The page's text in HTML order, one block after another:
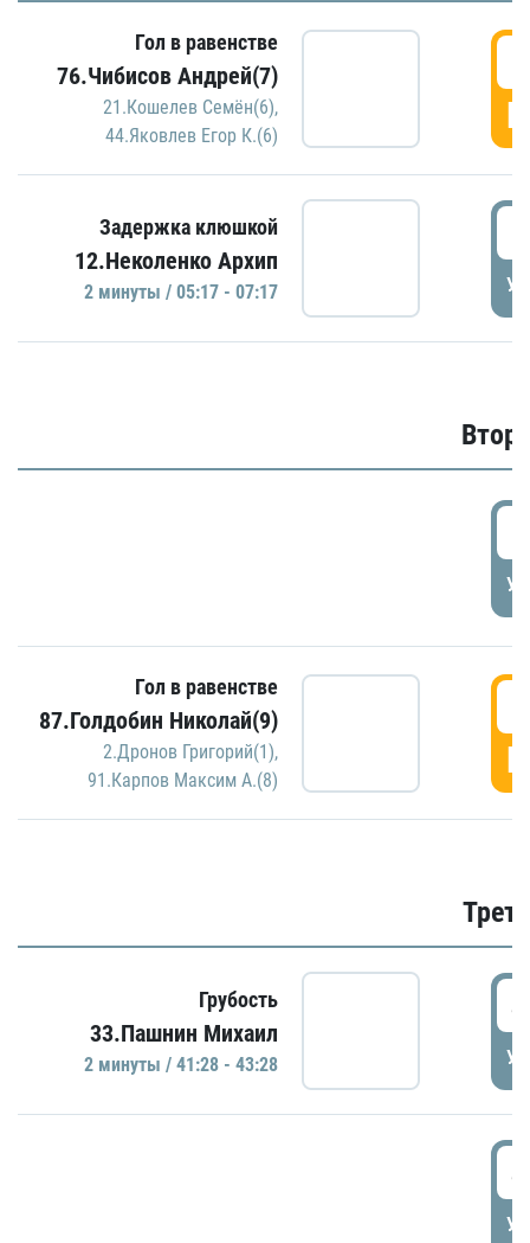
Гол в равенстве
76.Чибисов Андрей(7)
21.Кошелев Семён(6),
44.Яковлев Егор К.(6)
Задержка клюшкой
12.Неколенко Архип
2 минуты / 05:17 - 07:17
Гол в равенстве
87.Голдобин Николай(9)
2.Дронов Григорий(1),
91.Карпов Максим А.(8)
Грубость
33.Пашнин Михаил
2 минуты / 41:28 - 43:28